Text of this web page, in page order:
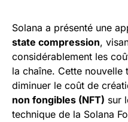
Solana a présenté une
state compression,
considérablement les
la chaîne. Cette
diminuer le coût de
non fongibles (NFT) sur
technique de la Solana